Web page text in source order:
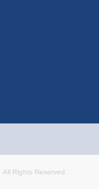
All Rights Reserved.